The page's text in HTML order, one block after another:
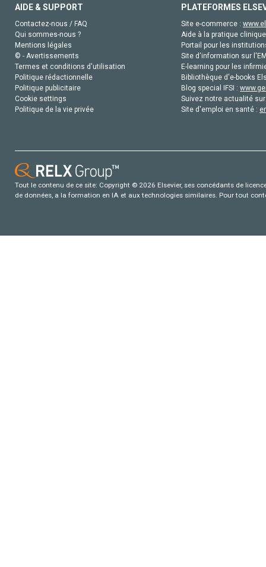
AIDE & SUPPORT
Contactez-nous / FAQ
Qui sommes-nous ?
Mentions légales
© - Avertissements
Termes et conditions d'utilisation
Politique rédactionnelle
Politique publicitaire
Cookie settings
Politique de la vie privée
PLATEFORMES
Site e-commerce :
Aide à la pratique
Portail pour les
Site d'information sur
E-learning pour les
Bibliothèque d'e-books
Blog special IFSI :
Suivez notre actualité
Site d'emploi en santé :
Tout le contenu de ce site: Copyright © 2026 Elsevier, ses concédants de
de données, a la formation en IA et aux technologies similaires. Pour tout